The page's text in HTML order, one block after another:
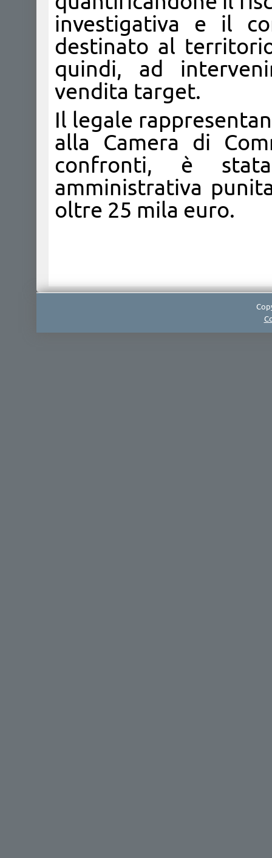
investigativa e il
destinato al
quindi, ad
vendita target.
Il legale
alla Camera di
confronti, è
amministrativa
oltre 25 mila euro.